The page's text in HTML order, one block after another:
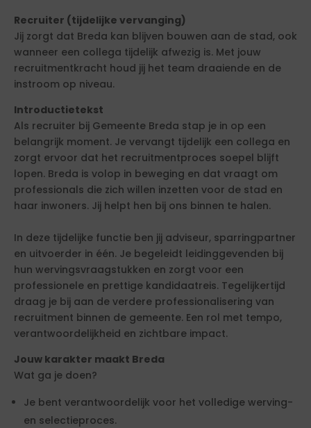
Recruiter (tijdelijke vervanging)
Jij zorgt dat Breda kan blijven bouwen aan de stad, ook
wanneer een collega tijdelijk afwezig is. Met jouw
recruitmentkracht houd jij het team draaiende en de
instroom op niveau.
Introductietekst
Als recruiter bij Gemeente Breda stap je in op een
belangrijk moment. Je vervangt tijdelijk een collega en
zorgt ervoor dat het recruitmentproces soepel blijft
lopen. Breda is volop in beweging en dat vraagt om
professionals die zich willen inzetten voor de stad en
haar inwoners. Jij helpt hen bij ons binnen te halen.
In deze tijdelijke functie ben jij adviseur, sparringpartner
en uitvoerder in één. Je begeleidt leidinggevenden bij
hun wervingsvraagstukken en zorgt voor een
professionele en prettige kandidaatreis. Tegelijkertijd
draag je bij aan de verdere professionalisering van
recruitment binnen de gemeente. Een rol met tempo,
verantwoordelijkheid en zichtbare impact.
Jouw karakter maakt Breda
Wat ga je doen?
Je bent verantwoordelijk voor het volledige werving-
en selectieproces.